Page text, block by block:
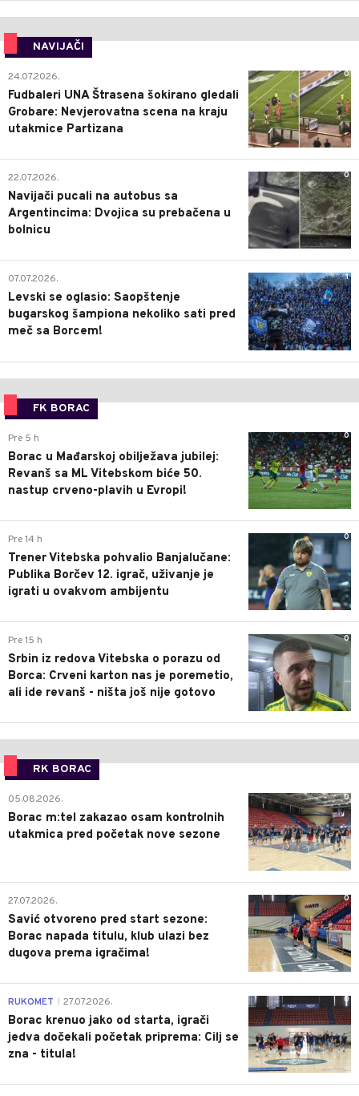
NAVIJAČI
0
24.07.2026.
Fudbaleri UNA Štrasena šokirano gledali
Grobare: Nevjerovatna scena na kraju
utakmice Partizana
0
22.07.2026.
Navijači pucali na autobus sa
Argentincima: Dvojica su prebačena u
bolnicu
1
07.07.2026.
Levski se oglasio: Saopštenje
bugarskog šampiona nekoliko sati pred
meč sa Borcem!
FK BORAC
0
Pre 5 h
Borac u Mađarskoj obilježava jubilej:
Revanš sa ML Vitebskom biće 50.
nastup crveno-plavih u Evropi!
0
Pre 14 h
Trener Vitebska pohvalio Banjalučane:
Publika Borčev 12. igrač, uživanje je
igrati u ovakvom ambijentu
0
Pre 15 h
Srbin iz redova Vitebska o porazu od
Borca: Crveni karton nas je poremetio,
ali ide revanš - ništa još nije gotovo
RK BORAC
0
05.08.2026.
Borac m:tel zakazao osam kontrolnih
utakmica pred početak nove sezone
0
27.07.2026.
Savić otvoreno pred start sezone:
Borac napada titulu, klub ulazi bez
dugova prema igračima!
0
RUKOMET 27.07.2026.
Borac krenuo jako od starta, igrači
jedva dočekali početak priprema: Cilj se
zna - titula!